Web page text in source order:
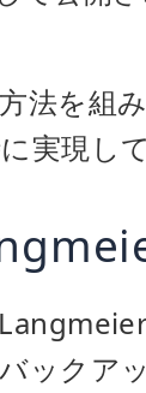
法を組
実現して
ックア